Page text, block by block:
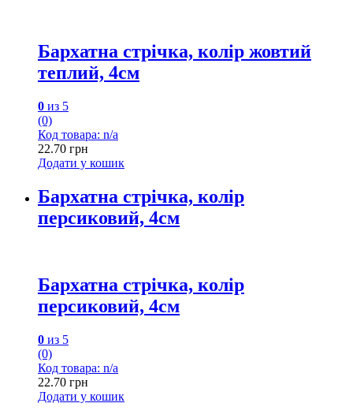
Бархатна стрічка, колір жовтий
теплий, 4см
0 из 5
(0)
Код товара: n/a
22.70 грн
Додати у кошик
Бархатна стрічка, колір
персиковий, 4см
Бархатна стрічка, колір
персиковий, 4см
0 из 5
(0)
Код товара: n/a
22.70 грн
Додати у кошик